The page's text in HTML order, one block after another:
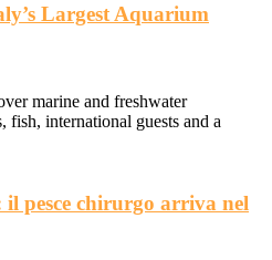
Largest Aquarium
marine and freshwater
fish, international guests and a
pesce chirurgo arriva nel